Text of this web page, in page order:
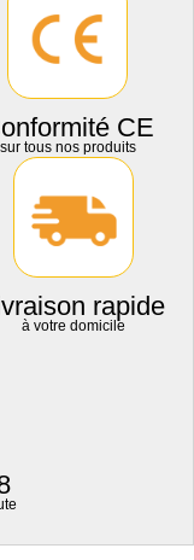
CE
sur tous nos produits
rapide
à votre domicile